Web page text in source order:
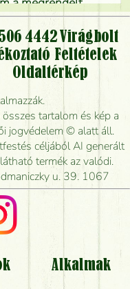
kiszállítással
úgy, hogy még ma
a csokrot, és
kiszállítani?
önöknél?
van?
szállításáról?
4442 Virágbolt
Feltételek
Oldaltérkép
tartalom és kép a
jogvédelem © alatt áll.
céljából AI generált
termék az valódi.
u. 39. 1067
Alkalmak